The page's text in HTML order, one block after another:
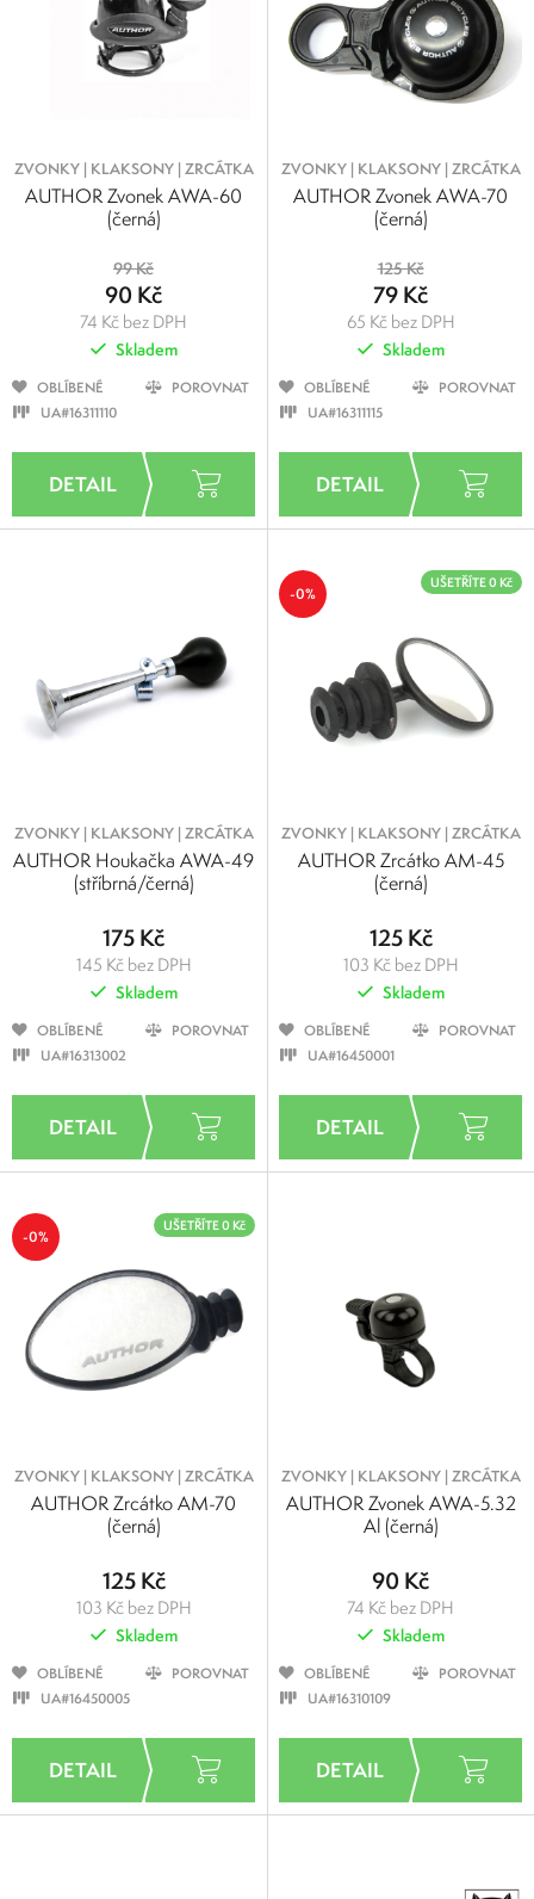
ZVONKY | KLAKSONY | ZRCÁTKA
AUTHOR Zvonek AWA-60
(černá)
99 Kč
90 Kč
74 Kč bez DPH
Skladem
OBLÍBENÉ
POROVNAT
UA#16311110
ZVONKY | KLAKSONY | ZRCÁTKA
AUTHOR Zvonek AWA-70
(černá)
125 Kč
79 Kč
65 Kč bez DPH
Skladem
OBLÍBENÉ
POROVNAT
UA#16311115
ZVONKY | KLAKSONY | ZRCÁTKA
AUTHOR Houkačka AWA-49
(stříbrná/černá)
175 Kč
145 Kč bez DPH
Skladem
OBLÍBENÉ
POROVNAT
UA#16313002
-0%
UŠETŘÍTE 0 Kč
ZVONKY | KLAKSONY | ZRCÁTKA
AUTHOR Zrcátko AM-45
(černá)
125 Kč
103 Kč bez DPH
Skladem
OBLÍBENÉ
POROVNAT
UA#16450001
-0%
UŠETŘÍTE 0 Kč
ZVONKY | KLAKSONY | ZRCÁTKA
AUTHOR Zrcátko AM-70
(černá)
125 Kč
103 Kč bez DPH
Skladem
OBLÍBENÉ
POROVNAT
UA#16450005
ZVONKY | KLAKSONY | ZRCÁTKA
AUTHOR Zvonek AWA-5.32
Al (černá)
90 Kč
74 Kč bez DPH
Skladem
OBLÍBENÉ
POROVNAT
UA#16310109